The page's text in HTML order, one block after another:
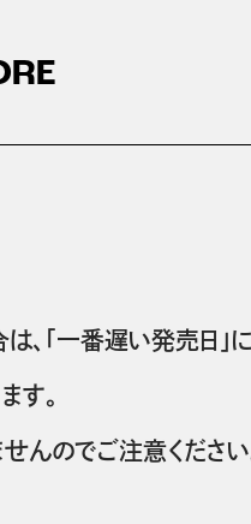
「一番遅い発売日」
ます。
んのでご注意ください